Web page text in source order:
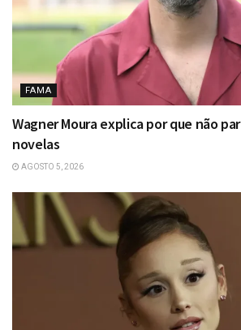
FAMA
Wagner Moura explica por que não
novelas
AGOSTO 5, 2026